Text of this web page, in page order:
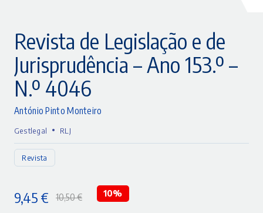
Revista de Legislação e de
Jurisprudência – Ano 153.º –
N.º 4046
António Pinto Monteiro
Gestlegal • RLJ
Revista
10,50€
9,45 € 10%